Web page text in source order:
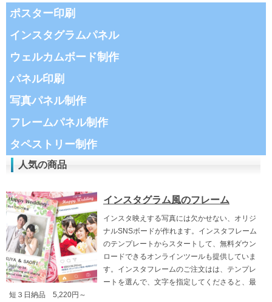
ポスター印刷
インスタグラムパネル
ウェルカムボード制作
パネル印刷
写真パネル制作
フレームパネル制作
タペストリー制作
人気の商品
インスタグラム風のフレーム
インスタ映えする写真には欠かせない、オリジ
ナルSNSボードが作れます。インスタフレーム
のテンプレートからスタートして、無料ダウン
ロードできるオンラインツールも提供していま
す。インスタフレームのご注文はは、テンプレ
ートを選んで、文字を指定してくださると、最
短３日納品 5,220円～